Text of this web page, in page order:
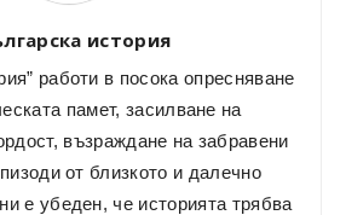
история
работи в посока опресняване
памет, засилване на
възраждане на забравени
от близкото и далечно
е убеден, че историята трябва